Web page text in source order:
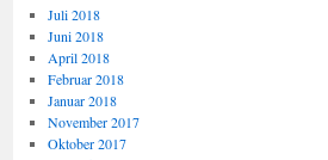
Juli 2018
Juni 2018
April 2018
Februar 2018
Januar 2018
November 2017
Oktober 2017